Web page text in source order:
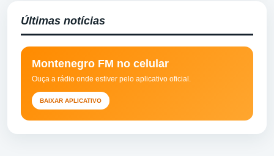
Últimas notícias
Montenegro FM no celular
Ouça a rádio onde estiver pelo aplicativo oficial.
BAIXAR APLICATIVO